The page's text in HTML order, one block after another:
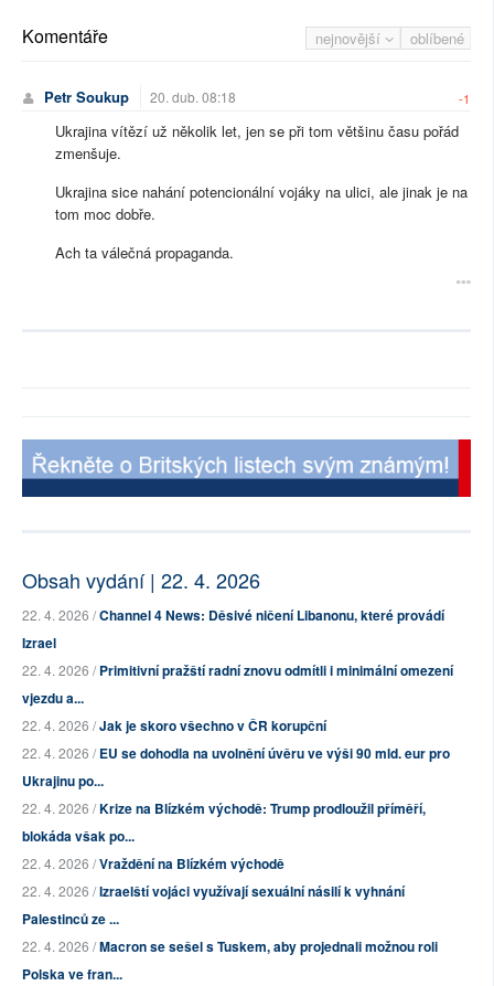
nejnovější oblíbené
Komentáře
Petr Soukup 20. dub. 08:18 -1
Ukrajina vítězí už několik let, jen se při tom většinu času pořád
zmenšuje.
Ukrajina sice nahání potencionální vojáky na ulici, ale jinak je na
tom moc dobře.
Ach ta válečná propaganda.
Obsah vydání | 22. 4. 2026
22. 4. 2026 /Channel 4 News: Děsivé ničení Libanonu, které provádí
Izrael
22. 4. 2026 /Primitivní pražští radní znovu odmítli i minimální omezení
vjezdu a...
22. 4. 2026 /Jak je skoro všechno v ČR korupční
22. 4. 2026 /EU se dohodla na uvolnění úvěru ve výši 90 mld. eur pro
Ukrajinu po...
22. 4. 2026 /Krize na Blízkém východě: Trump prodloužil příměří,
blokáda však po...
22. 4. 2026 /Vraždění na Blízkém východě
22. 4. 2026 /Izraelští vojáci využívají sexuální násilí k vyhnání
Palestinců ze ...
22. 4. 2026 /Macron se sešel s Tuskem, aby projednali možnou roli
Polska ve fran...